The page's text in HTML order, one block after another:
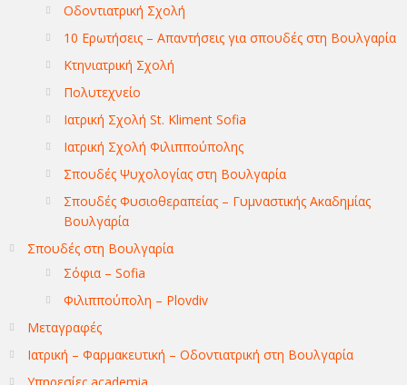
Οδοντιατρική Σχολή
10 Ερωτήσεις – Απαντήσεις για σπουδές στη Βουλγαρία
Κτηνιατρική Σχολή
Πολυτεχνείο
Ιατρική Σχολή St. Kliment Sofia
Ιατρική Σχολή Φιλιππούπολης
Σπουδές Ψυχολογίας στη Βουλγαρία
Σπουδές Φυσιοθεραπείας – Γυμναστικής Ακαδημίας
Βουλγαρία
Σπουδές στη Βουλγαρία
Σόφια – Sofia
Φιλιππούπολη – Plovdiv
Μεταγραφές
Ιατρική – Φαρμακευτική – Οδοντιατρική στη Βουλγαρία